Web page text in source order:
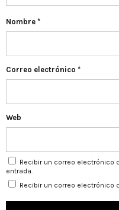
Nombre *
Correo electrónico *
Web
Recibir un correo electrónico
entrada.
Recibir un correo electrónico